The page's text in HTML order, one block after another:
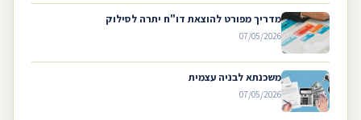
מדריך מפורט להוצאת דו"ח יתרה לסילוק
07/05/2026
משכנתא לבניה עצמית
07/05/2026